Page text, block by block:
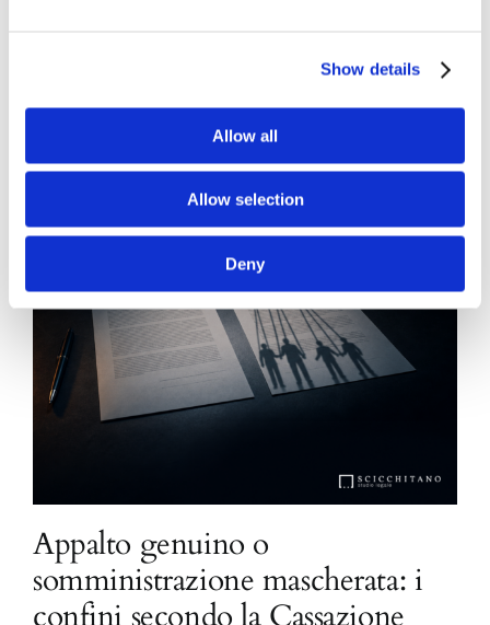
Show details
Allow all
Allow selection
Deny
Appalto genuino o
somministrazione mascherata: i
confini secondo la Cassazione